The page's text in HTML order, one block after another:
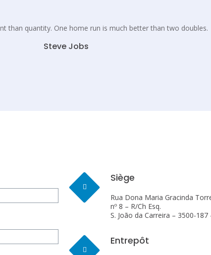
than quantity. One home run is much better than two doubles.
Steve Jobs
Siège
Rua Dona Maria Gracinda
nº 8 – R/Ch Esq.
S. João da Carreira – 3500-187
Entrepôt